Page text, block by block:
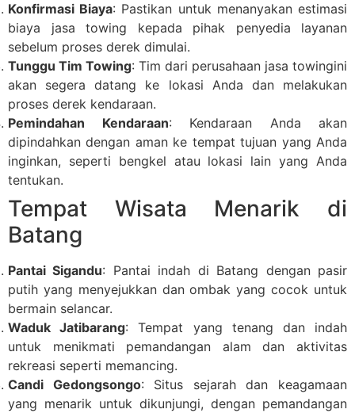
Konfirmasi Biaya: Pastikan untuk menanyakan estimasi
biaya jasa towing kepada pihak penyedia layanan
sebelum proses derek dimulai.
Tunggu Tim Towing: Tim dari perusahaan jasa towingini
akan segera datang ke lokasi Anda dan melakukan
proses derek kendaraan.
Pemindahan Kendaraan: Kendaraan Anda akan
dipindahkan dengan aman ke tempat tujuan yang Anda
inginkan, seperti bengkel atau lokasi lain yang Anda
tentukan.
Tempat Wisata Menarik di
Batang
Pantai Sigandu: Pantai indah di Batang dengan pasir
putih yang menyejukkan dan ombak yang cocok untuk
bermain selancar.
Waduk Jatibarang: Tempat yang tenang dan indah
untuk menikmati pemandangan alam dan aktivitas
rekreasi seperti memancing.
Candi Gedongsongo: Situs sejarah dan keagamaan
yang menarik untuk dikunjungi, dengan pemandangan